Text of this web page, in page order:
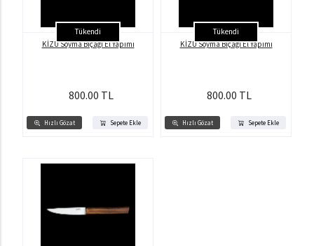
Tükendi
Hızlı Gözat Sepete Ekle
KİZU Soyma Bıçağı El Yapımı
800.00 TL
Tükendi
Hızlı Gözat Sepete Ekle
KİZU Soyma Bıçağı El Yapımı
800.00 TL